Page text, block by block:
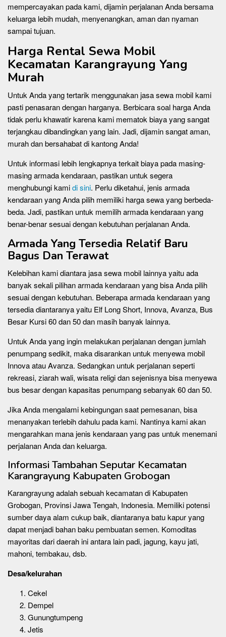
mempercayakan pada kami, dijamin perjalanan Anda bersama
keluarga lebih mudah, menyenangkan, aman dan nyaman
sampai tujuan.
Harga Rental Sewa Mobil
Kecamatan Karangrayung Yang
Murah
Untuk Anda yang tertarik menggunakan jasa sewa mobil kami
pasti penasaran dengan harganya. Berbicara soal harga Anda
tidak perlu khawatir karena kami mematok biaya yang sangat
terjangkau dibandingkan yang lain. Jadi, dijamin sangat aman,
murah dan bersahabat di kantong Anda!
Untuk informasi lebih lengkapnya terkait biaya pada masing-
masing armada kendaraan, pastikan untuk segera
menghubungi kamidi sini. Perlu diketahui, jenis armada
kendaraan yang Anda pilih memiliki harga sewa yang berbeda-
beda. Jadi, pastikan untuk memilih armada kendaraan yang
benar-benar sesuai dengan kebutuhan perjalanan Anda.
Armada Yang Tersedia Relatif Baru
Bagus Dan Terawat
Kelebihan kami diantara jasa sewa mobil lainnya yaitu ada
banyak sekali pilihan armada kendaraan yang bisa Anda pilih
sesuai dengan kebutuhan. Beberapa armada kendaraan yang
tersedia diantaranya yaitu Elf Long Short, Innova, Avanza, Bus
Besar Kursi 60 dan 50 dan masih banyak lainnya.
Untuk Anda yang ingin melakukan perjalanan dengan jumlah
penumpang sedikit, maka disarankan untuk menyewa mobil
Innova atau Avanza. Sedangkan untuk perjalanan seperti
rekreasi, ziarah wali, wisata religi dan sejenisnya bisa menyewa
bus besar dengan kapasitas penumpang sebanyak 60 dan 50.
Jika Anda mengalami kebingungan saat pemesanan, bisa
menanyakan terlebih dahulu pada kami. Nantinya kami akan
mengarahkan mana jenis kendaraan yang pas untuk menemani
perjalanan Anda dan keluarga.
Informasi Tambahan Seputar Kecamatan
Karangrayung Kabupaten Grobogan
Karangrayung adalah sebuah kecamatan di Kabupaten
Grobogan, Provinsi Jawa Tengah, Indonesia. Memiliki potensi
sumber daya alam cukup baik, diantaranya batu kapur yang
dapat menjadi bahan baku pembuatan semen. Komoditas
mayoritas dari daerah ini antara lain padi, jagung, kayu jati,
mahoni, tembakau, dsb.
Desa/kelurahan
Cekel
Dempel
Gunungtumpeng
Jetis